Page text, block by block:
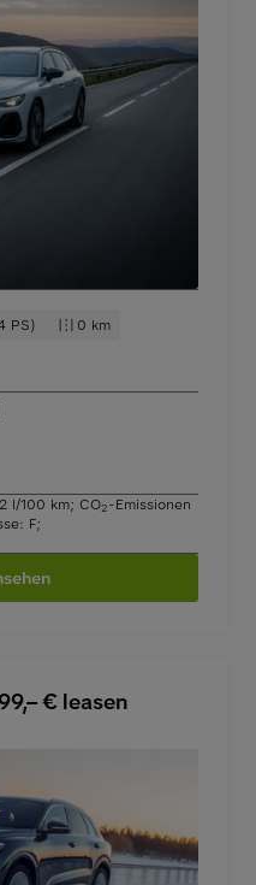
PS)
0 km
l/100 km; CO2-Emissionen
F;
€ leasen